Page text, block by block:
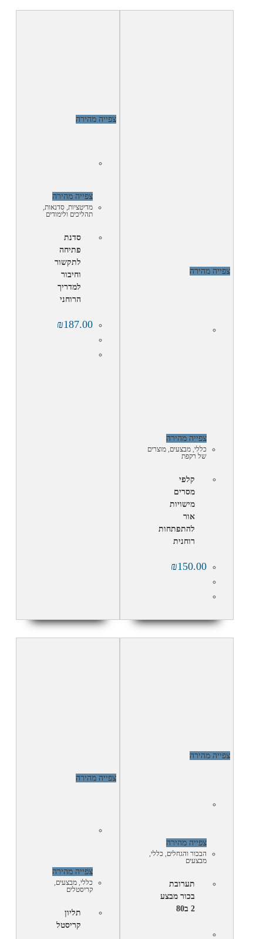
צפייה מהירה
צפייה מהירה
כללי, מבצעים, מוצרים
של רקפת
קלפי
מסרים
מישויות
אור
להתפתחות
רוחנית
₪150.00
צפייה מהירה
צפייה מהירה
מדיטציות, סדנאות,
תהליכים ולימודים
סדנת
פתיחה
לתקשור
וחיבור
למדריך
הרוחני
₪187.00
צפייה מהירה
צפייה מהירה
הבכור והגחלים, כללי,
מבצעים
תערובת
בכור מבצע
2 ב80
צפייה מהירה
צפייה מהירה
כללי, מבצעים,
קריסטלים
תליון
קריסטל